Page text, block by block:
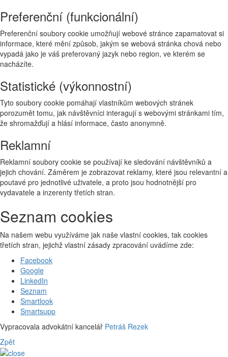
Preferenční (funkcionální)
Preferenční soubory cookie umožňují webové stránce zapamatovat si
informace, které mění způsob, jakým se webová stránka chová nebo
vypadá jako je váš preferovaný jazyk nebo region, ve kterém se
nacházíte.
Statistické (výkonnostní)
Tyto soubory cookie pomáhají vlastníkům webových stránek
porozumět tomu, jak návštěvníci interagují s webovými stránkami tím,
že shromažďují a hlásí informace, často anonymně.
Reklamní
Reklamní soubory cookie se používají ke sledování návštěvníků a
jejich chování. Záměrem je zobrazovat reklamy, které jsou relevantní a
poutavé pro jednotlivé uživatele, a proto jsou hodnotnější pro
vydavatele a inzerenty třetích stran.
Seznam cookies
Na našem webu využíváme jak naše vlastní cookies, tak cookies
třetích stran, jejichž vlastní zásady zpracování uvádíme zde:
Facebook
Google
LinkedIn
Seznam
Smartlook
Smartsupp
Vypracovala advokátní kancelář Petráš Rezek
Zpět